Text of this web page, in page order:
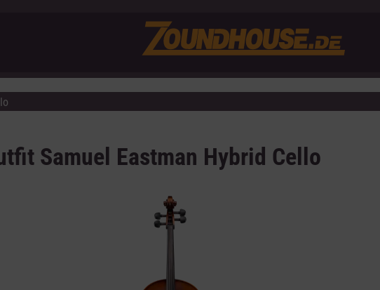
Samuel Eastman Hybrid Cello